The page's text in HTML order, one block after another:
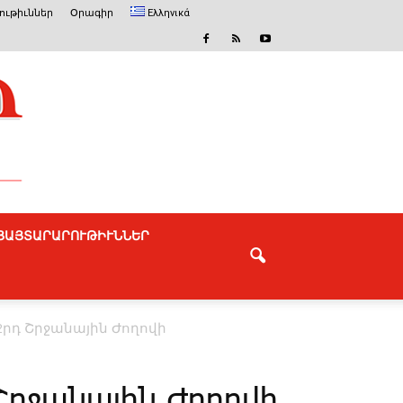
Օրագիր Ελληνικά
Շրջանային Ժողովի